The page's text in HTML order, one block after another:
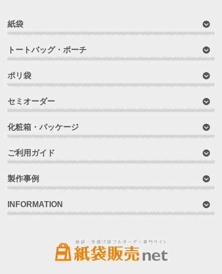
紙袋
トートバッグ・ポーチ
ポリ袋
セミオーダー
化粧箱・パッケージ
ご利用ガイド
製作事例
INFORMATION